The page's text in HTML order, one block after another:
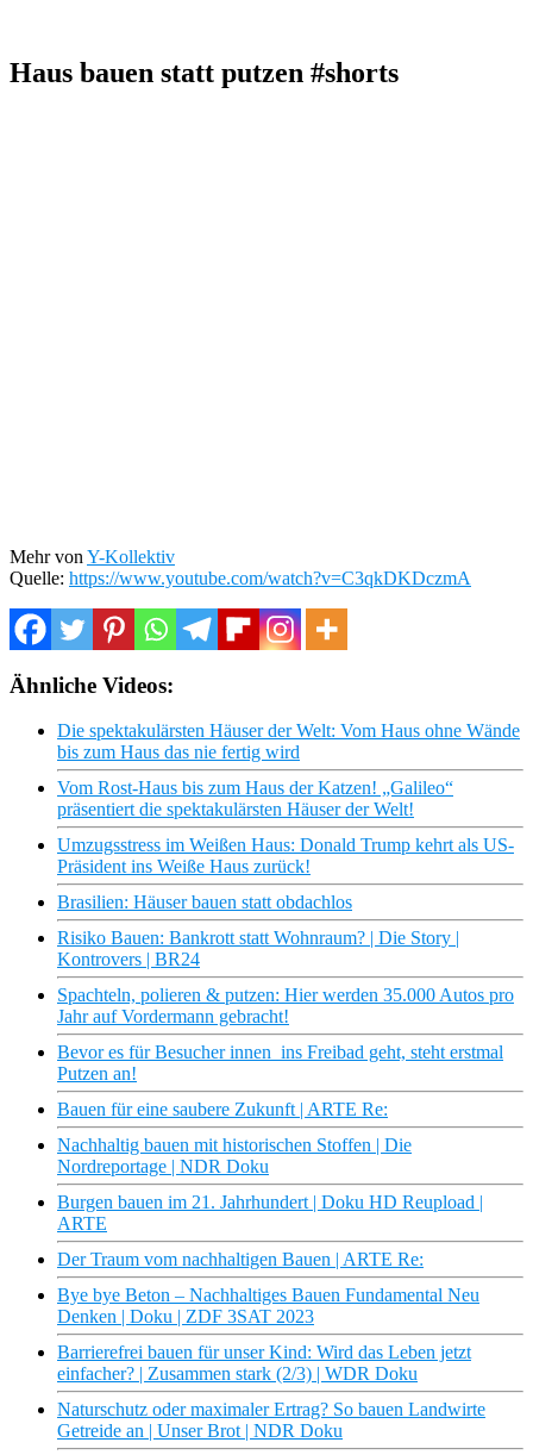
Haus bauen statt putzen #shorts
Mehr von Y-Kollektiv
Quelle: https://www.youtube.com/watch?v=C3qkDKDczmA
Ähnliche Videos:
Die spektakulärsten Häuser der Welt: Vom Haus ohne Wände
bis zum Haus das nie fertig wird
Vom Rost-Haus bis zum Haus der Katzen! „Galileo“
präsentiert die spektakulärsten Häuser der Welt!
Umzugsstress im Weißen Haus: Donald Trump kehrt als US-
Präsident ins Weiße Haus zurück!
Brasilien: Häuser bauen statt obdachlos
Risiko Bauen: Bankrott statt Wohnraum? | Die Story |
Kontrovers | BR24
Spachteln, polieren & putzen: Hier werden 35.000 Autos pro
Jahr auf Vordermann gebracht!
Bevor es für Besucher innen ins Freibad geht, steht erstmal
Putzen an!
Bauen für eine saubere Zukunft | ARTE Re:
Nachhaltig bauen mit historischen Stoffen | Die
Nordreportage | NDR Doku
Burgen bauen im 21. Jahrhundert | Doku HD Reupload |
ARTE
Der Traum vom nachhaltigen Bauen | ARTE Re:
Bye bye Beton – Nachhaltiges Bauen Fundamental Neu
Denken | Doku | ZDF 3SAT 2023
Barrierefrei bauen für unser Kind: Wird das Leben jetzt
einfacher? | Zusammen stark (2/3) | WDR Doku
Naturschutz oder maximaler Ertrag? So bauen Landwirte
Getreide an | Unser Brot | NDR Doku